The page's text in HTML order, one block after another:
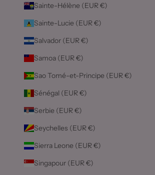
Sainte-Hélène (EUR €)
Sainte-Lucie (EUR €)
Salvador (EUR €)
Samoa (EUR €)
Sao Tomé-et-Principe (EUR €)
Sénégal (EUR €)
Serbie (EUR €)
Seychelles (EUR €)
Sierra Leone (EUR €)
Singapour (EUR €)